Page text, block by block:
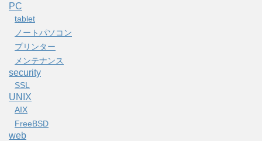
PC
tablet
ノートパソコン
プリンター
メンテナンス
security
SSL
UNIX
AIX
FreeBSD
web